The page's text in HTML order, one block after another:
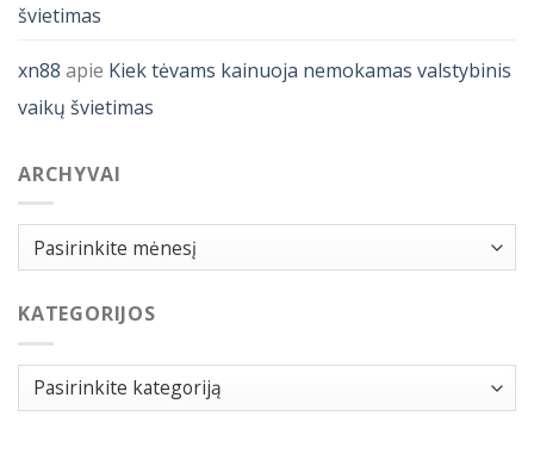
švietimas
xn88 apie Kiek tėvams kainuoja nemokamas valstybinis
vaikų švietimas
ARCHYVAI
Archyvai
KATEGORIJOS
Kategorijos